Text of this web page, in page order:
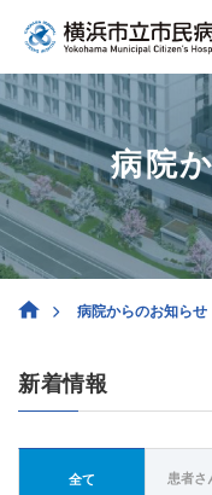
病院
病院からのお知らせ
新着情報
全て 患者さ